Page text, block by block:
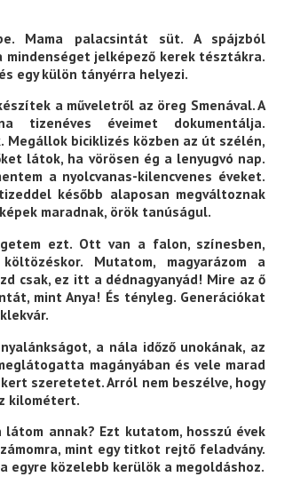
Mama palacsintát süt. A spájzból
jelképező kerek tésztákra.
egy külön tányérra helyezi.
a műveletről az öreg Smenával. A
tizenéves éveimet dokumentálja.
Megállok biciklizés közben az út szélén,
látok, ha vörösen ég a lenyugvó nap.
a nyolcvanas-kilencvenes éveket.
később alaposan megváltoznak
maradnak, örök tanúságul.
ezt. Ott van a falon, színesben,
Mutatom, magyarázom a
csak, ez itt a dédnagyanyád! Mire az ő
mint Anya! És tényleg. Generációkat
a nála időző unokának, az
magányában és vele marad
szeretetet. Arról nem beszélve, hogy
kilométert.
látom annak? Ezt kutatom, hosszú évek
mint egy titkot rejtő feladvány.
közelebb kerülök a megoldáshoz.